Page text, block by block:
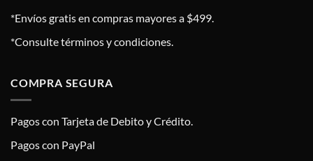
*Envíos gratis en compras mayores a $499.
*Consulte términos y condiciones.
COMPRA SEGURA
Pagos con Tarjeta de Debito y Crédito.
Pagos con PayPal